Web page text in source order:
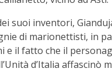
suoi inventori,
di marionettisti, in
e il fatto che il
d’Italia affascinò